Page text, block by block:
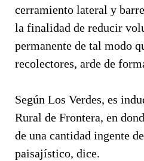
cerramiento lateral y
la finalidad de reducir
permanente de tal modo
recolectores, arde de
Según Los Verdes, es
Rural de Frontera, en
de una cantidad ingente
paisajístico, dice.